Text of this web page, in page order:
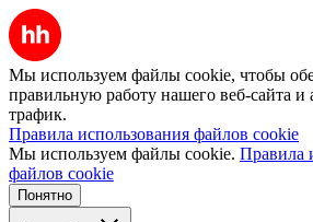
Мы используем файлы cookie, чтобы
правильную работу нашего веб-сайта и
трафик.
Правила использования файлов cookie
Мы используем файлы cookie. Правила
файлов cookie
Понятно